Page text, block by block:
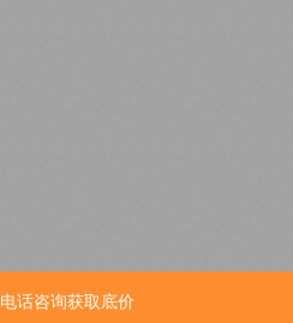
电话咨询获取底价